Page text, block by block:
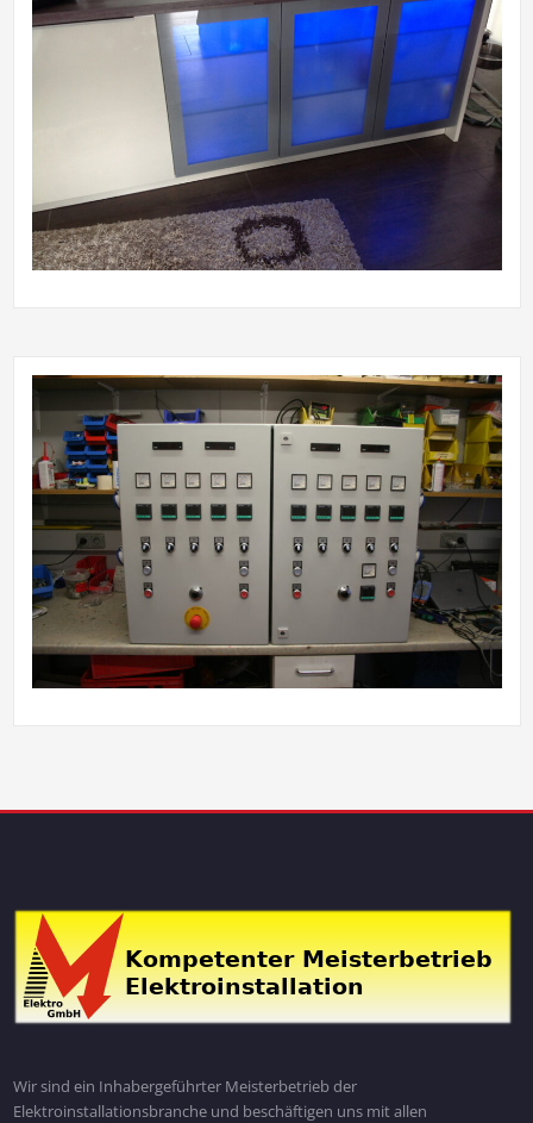
Wir sind ein Inhabergeführter Meisterbetrieb der
Elektroinstallationsbranche und beschäftigen uns mit allen